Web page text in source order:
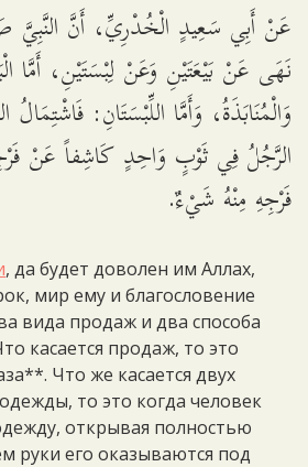
عَنْ أَبِي سَعِيدٍ الْخُدْرِيِّ، أَنَّ النَّبِيَّ
نَهَى عَنْ بَيْعَتَيْنِ وَعَنْ لِبْسَتَيْنِ، أَمَّا
وَالْمُنَابَذَةُ، وَأَمَّا اللِّبْسَتَانِ:
الرَّجُلُ فِي ثَوْبٍ وَاحِدٍ كَاشِفاً عَنْ
فَرْجِهِ مِنْهُ شَيْءٌ.
, да будет доволен им Аллах,
мир ему и благословение
вида продаж и два способа
касается продаж, то это
Что же касается двух
то это когда человек
открывая полностью
руки его оказываются под